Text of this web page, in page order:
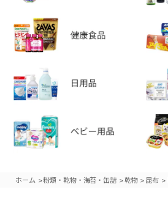
ホーム >粉類・乾物・海苔・缶詰 >乾物 > 昆布 >